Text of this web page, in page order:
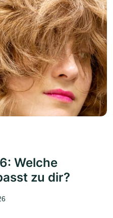
Welche
zu dir?